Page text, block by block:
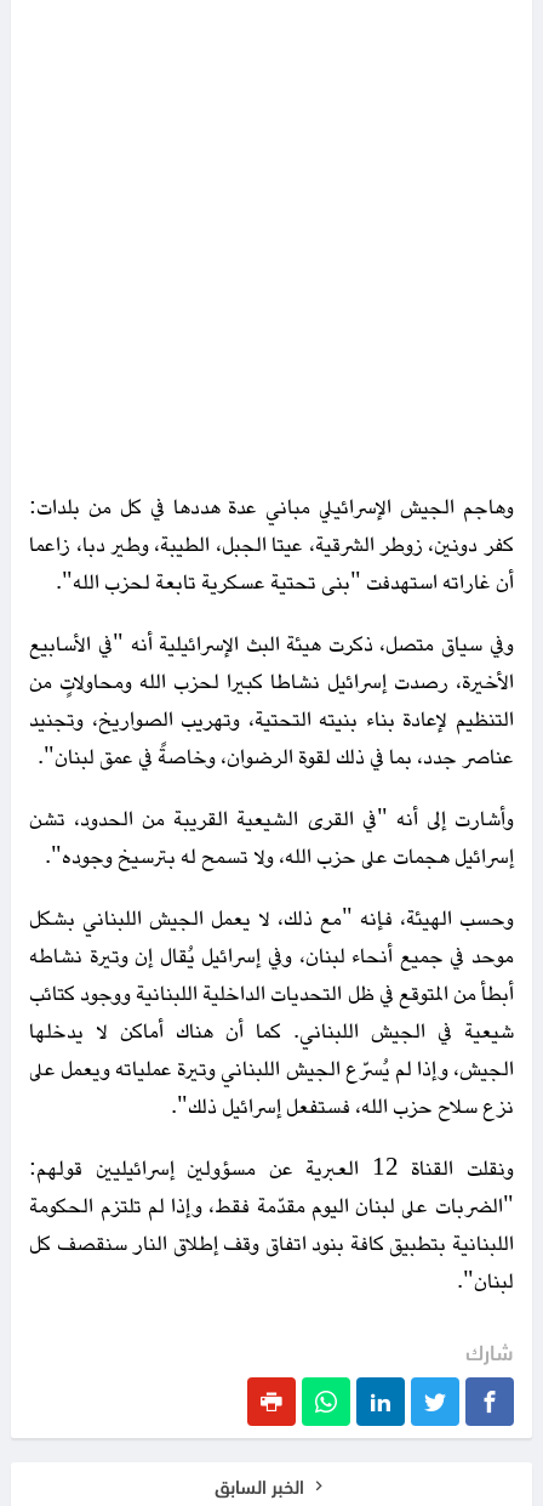
وهاجم الجيش الإسرائيلي مباني عدة هددها في كل من بلدات:
كفر دونين، زوطر الشرقية، عيتا الجبل، الطيبة، وطير دبا، زاعما
أن غاراته استهدفت "بنى تحتية عسكرية تابعة لحزب الله".
وفي سياق متصل، ذكرت هيئة البث الإسرائيلية أنه "في الأسابيع
الأخيرة، رصدت إسرائيل نشاطا كبيرا لحزب الله ومحاولاتٍ من
التنظيم لإعادة بناء بنيته التحتية، وتهريب الصواريخ، وتجنيد
عناصر جدد، بما في ذلك لقوة الرضوان، وخاصةً في عمق لبنان".
وأشارت إلى أنه "في القرى الشيعية القريبة من الحدود، تشن
إسرائيل هجمات على حزب الله، ولا تسمح له بترسيخ وجوده".
وحسب الهيئة، فإنه "مع ذلك، لا يعمل الجيش اللبناني بشكل
موحد في جميع أنحاء لبنان، وفي إسرائيل يُقال إن وتيرة نشاطه
أبطأ من المتوقع في ظل التحديات الداخلية اللبنانية ووجود كتائب
شيعية في الجيش اللبناني. كما أن هناك أماكن لا يدخلها
الجيش، وإذا لم يُسرّع الجيش اللبناني وتيرة عملياته ويعمل على
نزع سلاح حزب الله، فستفعل إسرائيل ذلك".
ونقلت القناة 12 العبرية عن مسؤولين إسرائيليين قولهم:
"الضربات على لبنان اليوم مقدّمة فقط، وإذا لم تلتزم الحكومة
اللبنانية بتطبيق كافة بنود اتفاق وقف إطلاق النار سنقصف كل
لبنان".
شارك
الخبر السابق